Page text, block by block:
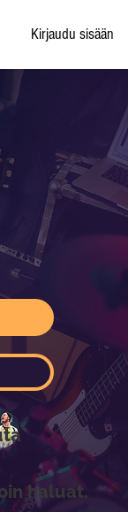
Kirjaudu sisään
haluat.